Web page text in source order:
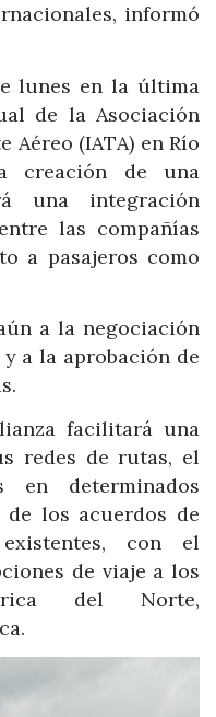
informó
lunes en la última
de la Asociación
(IATA) en Río
creación de una
una integración
las compañías
a pasajeros como
a la negociación
a la aprobación de
facilitará una
redes de rutas, el
en determinados
los acuerdos de
con el
de viaje a los
del Norte,